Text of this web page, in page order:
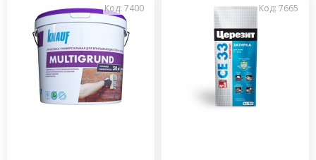
Код: 7400 Код: 7665